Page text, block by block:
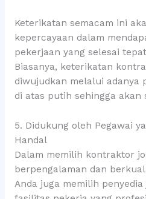
Keterikatan semacam ini
kepercayaan dalam
pekerjaan yang selesai
Biasanya, keterikatan
diwujudkan melalui adanya
di atas putih sehingga akan
5. Didukung oleh Pegawai
Handal
Dalam memilih kontraktor
berpengalaman dan
Anda juga memilih